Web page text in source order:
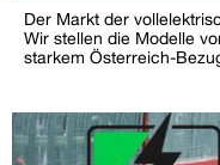
Der Markt der
Wir stellen die Modelle
starkem Österreich-